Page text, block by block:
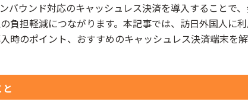
バウンド対応のキャッシュレス決済を導入することで
負担軽減につながります。本記事では、訪日外国人に
時のポイント、おすすめのキャッシュレス決済端末を解